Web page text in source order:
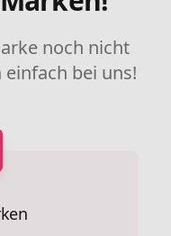
noch nicht
bei uns!